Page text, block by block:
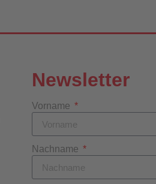
Newsletter
Vorname
Nachname